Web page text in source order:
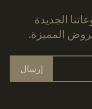
الجديدة
المميزة.
إرسال